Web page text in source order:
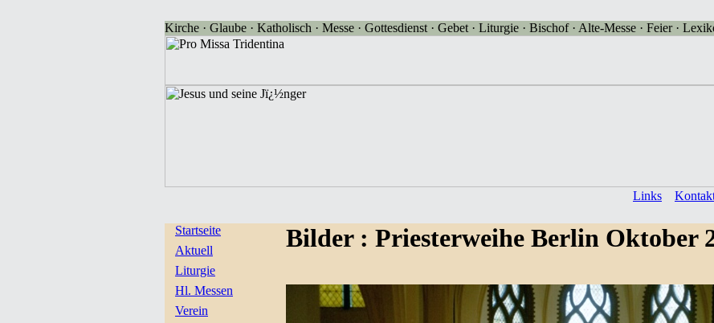
Kirche · Glaube · Katholisch · Messe · Gottesdienst · Gebet · Liturgie · Bischof · Alte-Messe · Feier ·
Links
Startseite
Aktuell
Liturgie
Hl. Messen
Verein
Bilder : Priesterweihe Berlin Oktober